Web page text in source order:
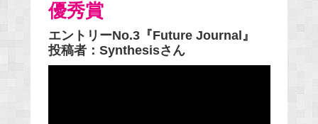
優秀賞
エントリーNo.3『Future Journal』
投稿者：Synthesisさん